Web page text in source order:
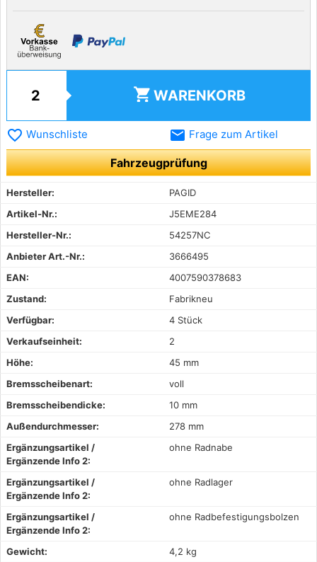
shopping_cart WARENKORB
favorite_border Wunschliste email Frage zum Artikel
Fahrzeugprüfung
Hersteller:
PAGID
Artikel-Nr.:
J5EME284
Hersteller-Nr.:
54257NC
Anbieter Art.-Nr.:
3666495
EAN:
4007590378683
Zustand:
Fabrikneu
Verfügbar:
4 Stück
Verkaufseinheit:
2
Höhe:
45 mm
Bremsscheibenart:
voll
Bremsscheibendicke:
10 mm
Außendurchmesser:
278 mm
Ergänzungsartikel /
Ergänzende Info 2:
ohne Radnabe
Ergänzungsartikel /
Ergänzende Info 2:
ohne Radlager
Ergänzungsartikel /
Ergänzende Info 2:
ohne Radbefestigungsbolzen
Gewicht:
4,2 kg